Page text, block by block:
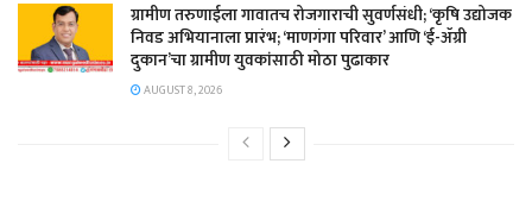
​ग्रामीण तरुणाईला गावातच रोजगाराची सुवर्णसंधी; ‘कृषि उद्योजक
निवड अभियानाला प्रारंभ; ‘माणगंगा परिवार’ आणि ‘ई-ॲग्री
दुकान’चा ग्रामीण युवकांसाठी मोठा पुढाकार
AUGUST 8, 2026